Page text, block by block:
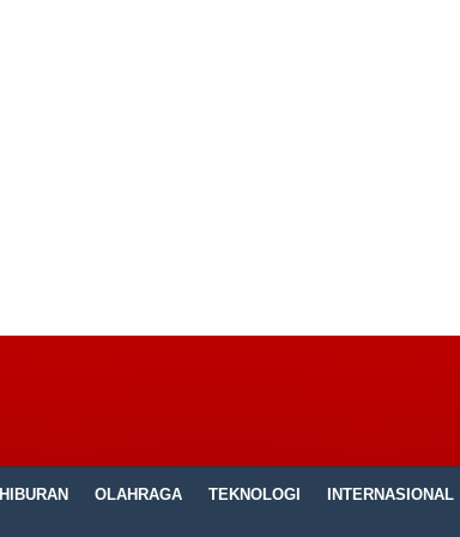
HIBURAN OLAHRAGA TEKNOLOGI INTERNASIONAL